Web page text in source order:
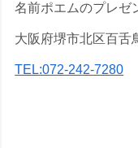
名前ポエムのプレ
大阪府堺市北区百舌
TEL:072-242-7280